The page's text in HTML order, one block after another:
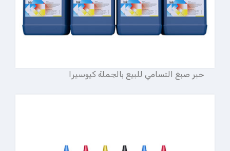
حبر صبغ التسامي للبيع بالجملة كيوسيرا